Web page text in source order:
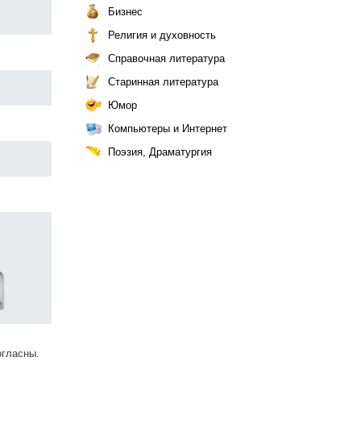
Бизнес
Религия и духовность
Справочная литература
Старинная литература
Юмор
Компьютеры и Интернет
Поэзия, Драматургия